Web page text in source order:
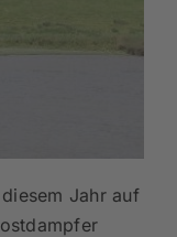
Jahr auf